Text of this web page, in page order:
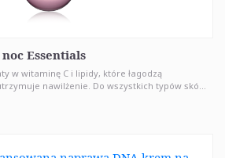
Essentials
w witaminę C i lipidy, które łagodzą
nawilżenie. Do wszystkich typów skó...